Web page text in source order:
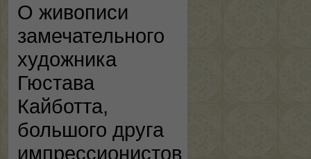
О живописи
замечательного
художника
Гюстава
Кайботта,
большого друга
импрессионистов